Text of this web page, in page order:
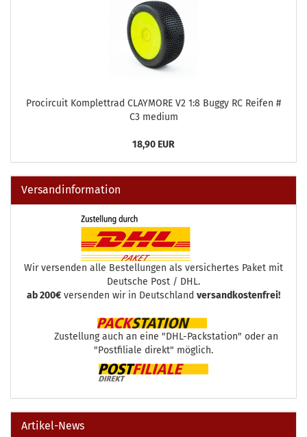
Procircuit Komplettrad CLAYMORE V2 1:8 Buggy RC Reifen #
C3 medium
18,90 EUR
Versandinformation
Wir versenden alle Bestellungen als versichertes Paket mit
Deutsche Post / DHL.
ab 200€ versenden wir in Deutschland versandkostenfrei!
Zustellung auch an eine "DHL-Packstation" oder an
"Postfiliale direkt" möglich.
Artikel-News